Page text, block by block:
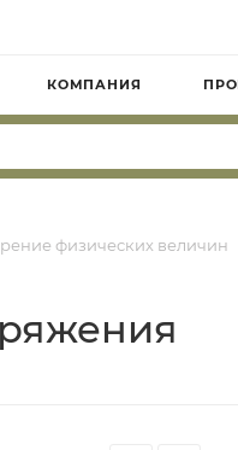
КОМПАНИЯ
физических величин